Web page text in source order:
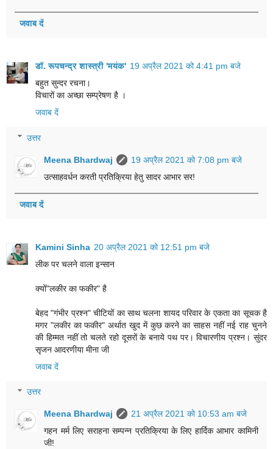
जवाब दें
डॉ. रूपचन्द्र शास्त्री 'मयंक' 19 अप्रैल 2021 को 4:41 pm बजे
बहुत सुन्दर रचना।
विचारों का अच्छा सम्प्रेषण है ।
जवाब दें
उत्तर
Meena Bhardwaj
19 अप्रैल 2021 को 7:08 pm बजे
उत्साहवर्धन करती प्रतिक्रिया हेतु सादर आभार सर!
जवाब दें
Kamini Sinha 20 अप्रैल 2021 को 12:51 pm बजे
लीक पर चलने वाला इन्सान
क्यों"लकीर का फकीर" है
बेहद "गंभीर प्रश्न" चीटियों का साथ चलना शायद परिवार के एकता का सूचक है
मगर "लकीर का फकीर" अर्थात खुद में कुछ करने का साहस नहीं नई राह चुनने
की हिम्मत नहीं तो चलते रहो दूसरों के बनाये पथ पर। विचारणीय प्रश्न। सुंदर
सृजन आदरणीया मीना जी
जवाब दें
उत्तर
Meena Bhardwaj
21 अप्रैल 2021 को 10:53 am बजे
गहन मर्म लिए सराहना सम्पन्न प्रतिक्रिया के लिए हार्दिक आभार कामिनी
जी!